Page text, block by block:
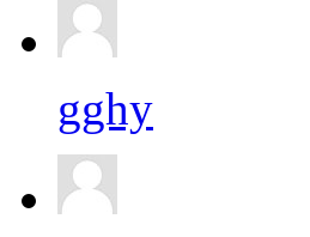
gghy